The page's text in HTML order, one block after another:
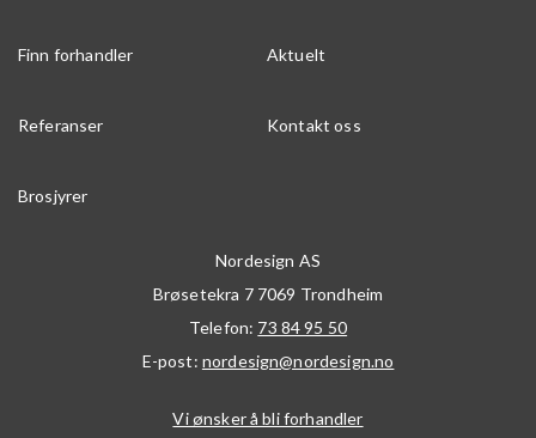
Finn forhandler Aktuelt
Referanser Kontakt oss
Brosjyrer
Nordesign AS
Brøsetekra 7 7069 Trondheim
Telefon: 73 84 95 50
E-post: nordesign@nordesign.no
Vi ønsker å bli forhandler